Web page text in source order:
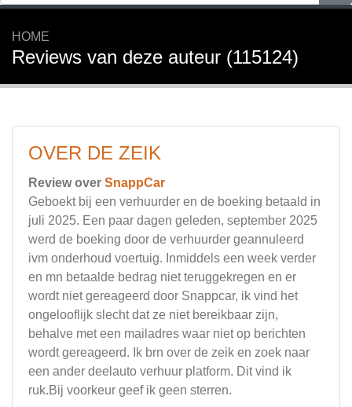
HOME
Reviews van deze auteur (115124)
OVER DE ZEIK
Review over SnappCar
Geboekt bij een verhuurder en de boeking betaald in
juli 2025. Een paar dagen geleden, september 2025
werd de boeking door de verhuurder geannuleerd
ivm onderhoud voertuig. Inmiddels een week verder
en mn betaalde bedrag niet teruggekregen en er
wordt niet gereageerd door Snappcar, ik vind het
ongelooflijk slecht dat ze niet bereikbaar zijn,
behalve met een mailadres waar niet op berichten
wordt gereageerd. Ik brn over de zeik en zoek naar
een ander deelauto verhuur platform. Dit vind ik
ruk.Bij voorkeur geef ik geen sterren.